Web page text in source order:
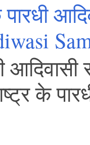
पारधी
के